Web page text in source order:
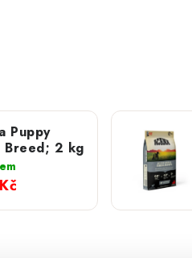
Puppy
Breed; 2 kg